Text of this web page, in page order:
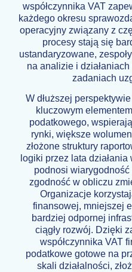
współczynnika VAT
każdego okresu
operacyjny związany z
procesy stają się
ustandaryzowane,
na analizie i
zadaniach
W dłuższej
kluczowym
podatkowego,
rynki, większe
złożone struktury
logiki przez lata
podnosi
zgodność w obliczu
Organizacje
finansowej, mniejszej
bardziej odpornej
ciągły rozwój. Dzięki
współczynnika VAT
podatkowe gotowe na
skali działalności,